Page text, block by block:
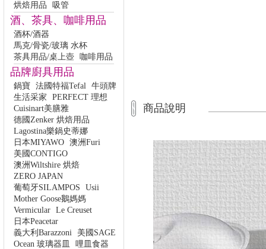
烘焙用品
吸管
酒、茶具、咖啡用品
酒杯/酒器
馬克/骨瓷/玻璃 水杯
茶具用品/桌上壺 咖啡用品
品牌廚具用品
鍋寶 法國特福Tefal 牛頭牌
生活采家
PERFECT 理想
Cuisinart美膳雅
德國Zenker 烘焙用品
Lagostina樂鍋史蒂娜
日本MIYAWO 澳洲Furi
美國CONTIGO
澳洲Wiltshire 烘焙
ZERO JAPAN
葡萄牙SILAMPOS
Usii
Mother Goose鵝媽媽
Vermicular Le Creuset
日本Peacetar
義大利Barazzoni
美國SAGE
Ocean 玻璃器皿
哩皿食器
商品說明